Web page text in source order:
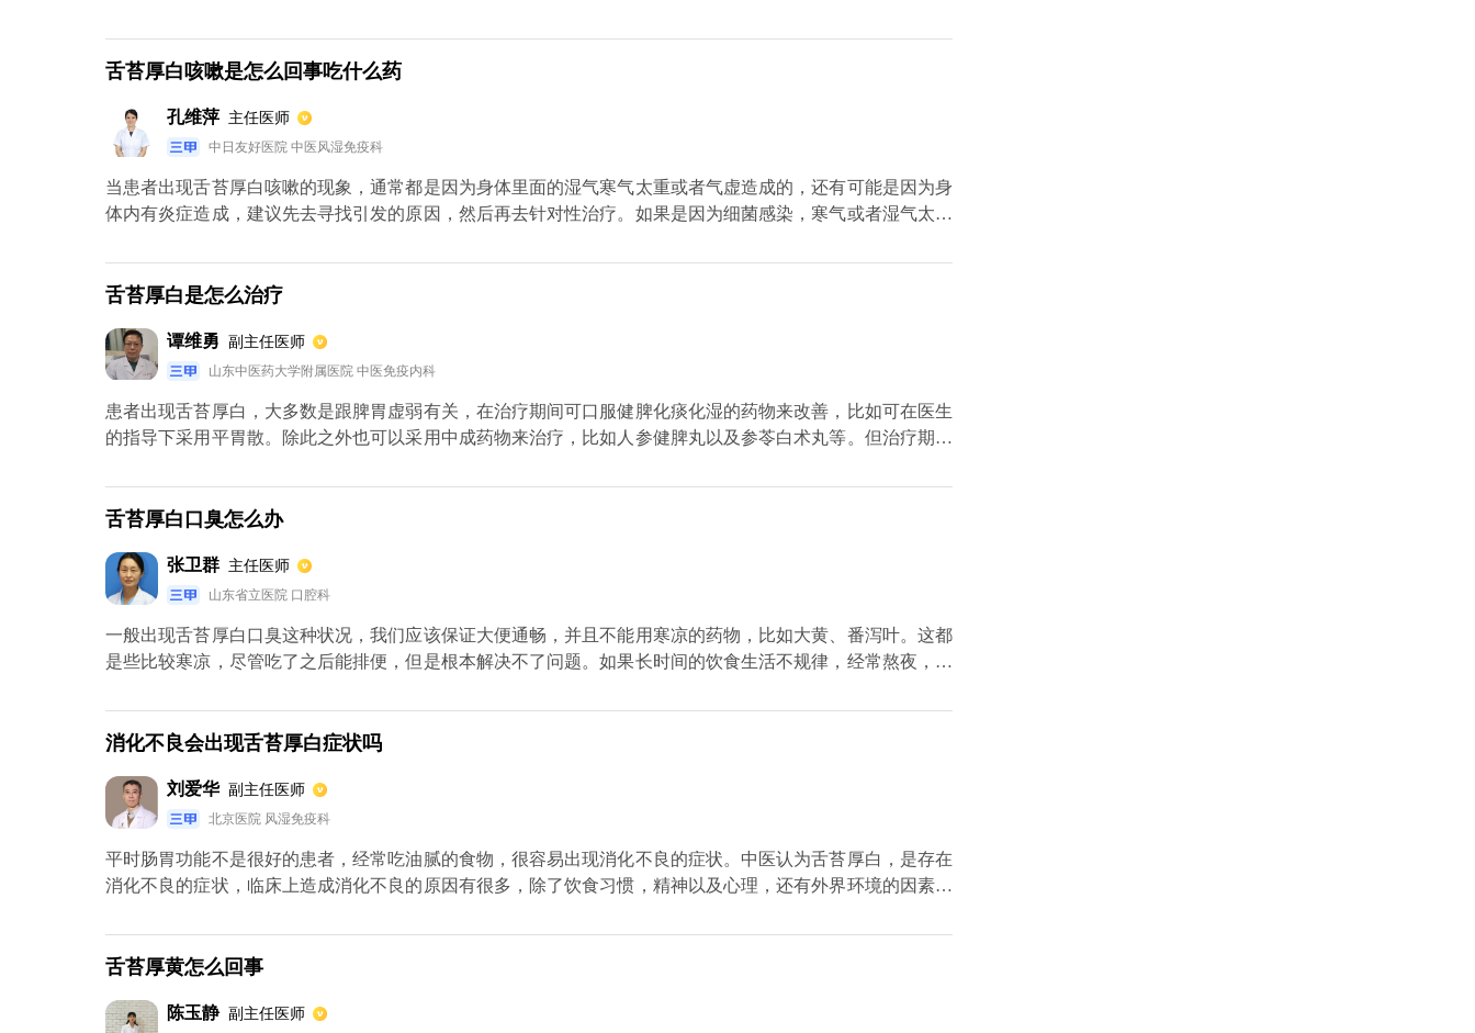
舌苔厚白咳嗽是怎么回事吃什么药
孔维萍 主任医师
中日友好医院 中医风湿免疫科
当患者出现舌苔厚白咳嗽的现象，通常都是因为身体里面的湿气寒气太重或者气虚造成的，还有可能是因为身
体内有炎症造成，建议先去寻找引发的原因，然后再去针对性治疗。如果是因为细菌感染，寒气或者湿气太重
参。同时还能选择用艾叶去泡脚，能够起到祛湿驱寒的效果，对于缓解咳嗽也能达到很好的作用。要是舌苔厚
白，还能选择服用健脾祛湿的药物去改善。
舌苔厚白是怎么治疗
谭维勇 副主任医师
山东中医药大学附属医院 中医免疫内科
患者出现舌苔厚白，大多数是跟脾胃虚弱有关，在治疗期间可口服健脾化痰化湿的药物来改善，比如可在医生
的指导下采用平胃散。除此之外也可以采用中成药物来治疗，比如人参健脾丸以及参苓白术丸等。但治疗期间
治疗期间要经常锻炼可起到增强体质的作用。
舌苔厚白口臭怎么办
张卫群 主任医师
山东省立医院 口腔科
一般出现舌苔厚白口臭这种状况，我们应该保证大便通畅，并且不能用寒凉的药物，比如大黄、番泻叶。这都
是些比较寒凉，尽管吃了之后能排便，但是根本解决不了问题。如果长时间的饮食生活不规律，经常熬夜，舌
睡早起，尽量多饮水，保持大便的通畅，让身体的细胞新陈代谢加快。减少吃水干后叶容易造成饮食的积滞，
多吃蔬菜，多喝水，保证五谷杂粮的均衡摄入。
消化不良会出现舌苔厚白症状吗
刘爱华 副主任医师
北京医院 风湿免疫科
平时肠胃功能不是很好的患者，经常吃油腻的食物，很容易出现消化不良的症状。中医认为舌苔厚白，是存在
消化不良的症状，临床上造成消化不良的原因有很多，除了饮食习惯，精神以及心理，还有外界环境的因素，
时可以先在饮食上调整一下，尽可能的吃一些清淡的蔬菜水果，多喝水，多可以适当的去户外做一下运动。必
要时可以吃一些促进食物消化的药物来进行治疗，儿童出现消化不良的症状，很容易出现便秘的情况，这是非
的保暖措施。
舌苔厚黄怎么回事
陈玉静 副主任医师